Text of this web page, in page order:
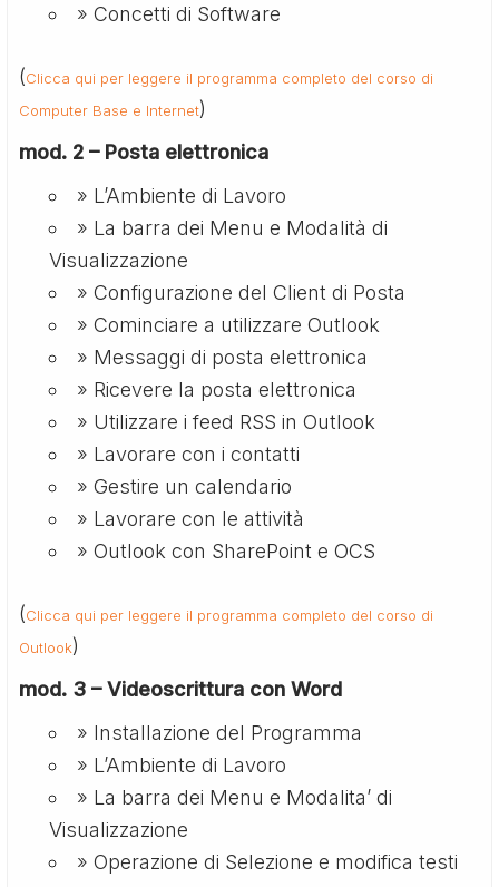
» Concetti di Software
(Clicca qui per leggere il programma completo del corso di
Computer Base e Internet)
mod. 2 – Posta elettronica
» L’Ambiente di Lavoro
» La barra dei Menu e Modalità di
Visualizzazione
» Configurazione del Client di Posta
» Cominciare a utilizzare Outlook
» Messaggi di posta elettronica
» Ricevere la posta elettronica
» Utilizzare i feed RSS in Outlook
» Lavorare con i contatti
» Gestire un calendario
» Lavorare con le attività
» Outlook con SharePoint e OCS
(Clicca qui per leggere il programma completo del corso di
Outlook)
mod. 3 – Videoscrittura con Word
» Installazione del Programma
» L’Ambiente di Lavoro
» La barra dei Menu e Modalita’ di
Visualizzazione
» Operazione di Selezione e modifica testi